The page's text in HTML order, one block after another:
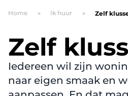
Home Ik huur Zelf
Zelf
Iedereen wil zijn
naar eigen smaak en